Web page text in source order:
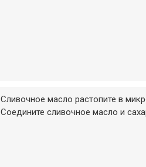
Сливочное масло растопите в
Соедините сливочное масло и